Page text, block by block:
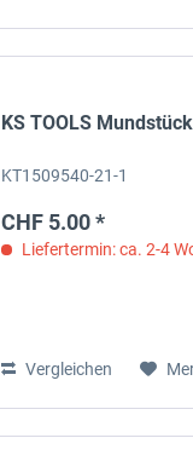
KS TOOLS
KT1509540-21-1
CHF 5.00 *
Liefertermin: ca. 2-4
Vergleichen